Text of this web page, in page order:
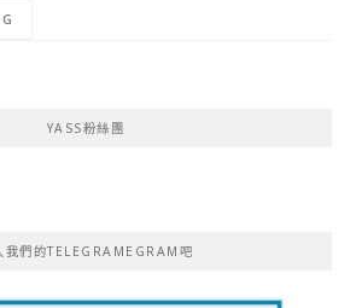
YASS粉絲團
我們的TELEGRAMEGRAM吧